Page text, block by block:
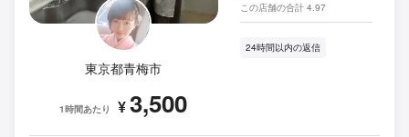
東京都青梅市
1時間あたり ¥3,500
この店舗の合計 4.97
24時間以内の返信